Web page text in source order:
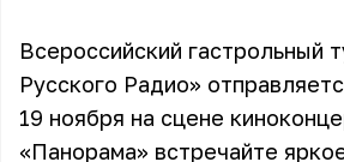
Всероссийский гастрольный
Русского Радио»
19 ноября на сцене
«Панорама» встречайте